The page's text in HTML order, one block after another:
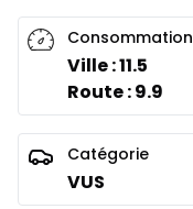
Consommation
Ville : 11.5
Route : 9.9
Catégorie
VUS